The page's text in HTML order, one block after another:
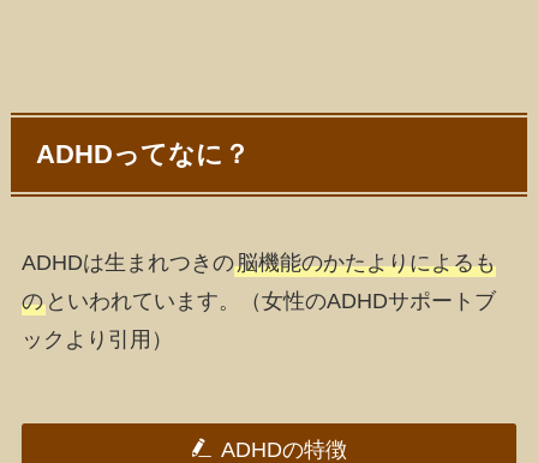
ADHDってなに？
ADHDは生まれつきの脳機能のかたよりによるも
のといわれています。
（女性のADHDサポートブ
ックより引用）
ADHDの特徴